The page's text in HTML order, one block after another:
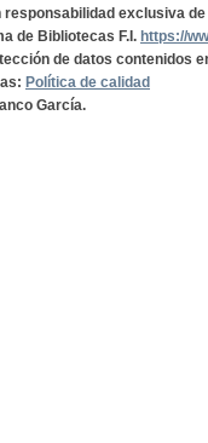
exclusiva
de Bibliotecas F.I. https://
de datos contenidos
Política de calidad
García.